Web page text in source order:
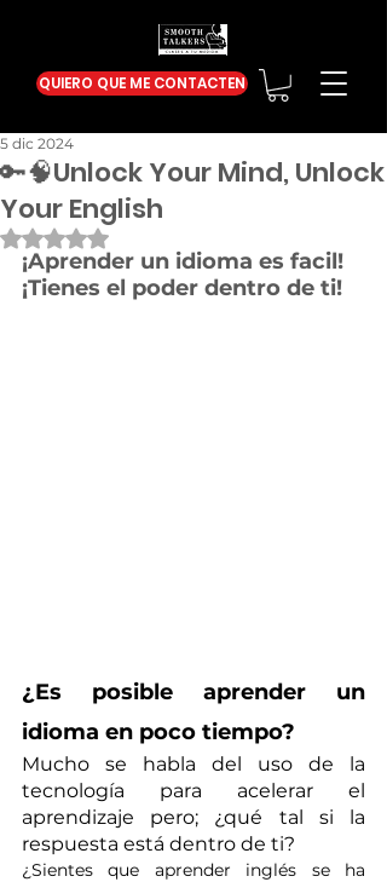
QUIERO QUE ME CONTACTEN
🔑🧠Unlock Your Mind, Unlock
Your English
5 dic 2024
Obtuvo NaN de 5 estrellas.
¡Aprender un idioma es facil!
¡Tienes el poder dentro de ti!
¿Es posible aprender un
idioma en poco tiempo?
Mucho se habla del uso de la
tecnología para acelerar el
aprendizaje pero; ¿qué tal si la
respuesta está dentro de ti?
¿Sientes que aprender inglés se ha